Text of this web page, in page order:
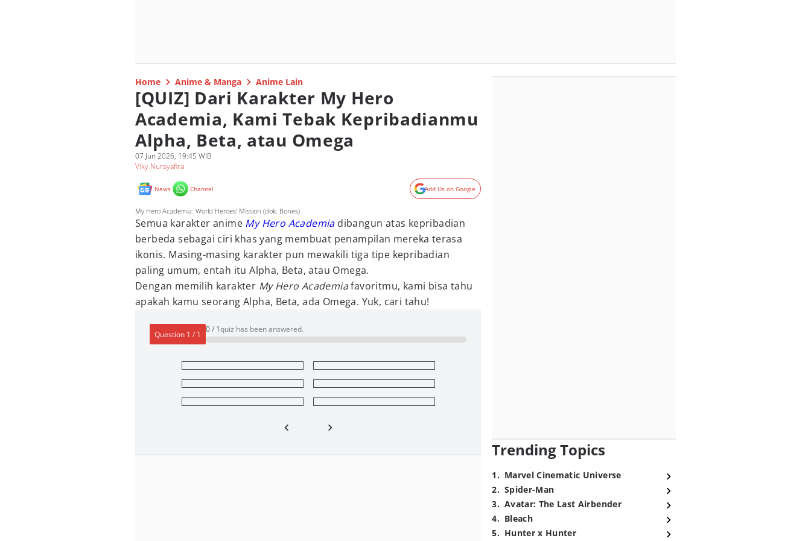
Home Anime & Manga Anime Lain
[QUIZ] Dari Karakter My Hero
Academia, Kami Tebak Kepribadianmu
Alpha, Beta, atau Omega
07 Jun 2026, 19:45 WIB
Viky Nursyafira
News Channel Add Us on Google
My Hero Academia: World Heroes’ Mission (dok. Bones)
Semua karakter anime My Hero Academia dibangun atas kepribadian
berbeda sebagai ciri khas yang membuat penampilan mereka terasa
ikonis. Masing-masing karakter pun mewakili tiga tipe kepribadian
paling umum, entah itu Alpha, Beta, atau Omega.
Dengan memilih karakter My Hero Academiafavoritmu, kami bisa tahu
apakah kamu seorang Alpha, Beta, ada Omega. Yuk, cari tahu!
Question 1 / 1
0/ 1quiz has been answered.
Trending Topics
1. Marvel Cinematic Universe
2. Spider-Man
3. Avatar: The Last Airbender
4. Bleach
5. Hunter x Hunter